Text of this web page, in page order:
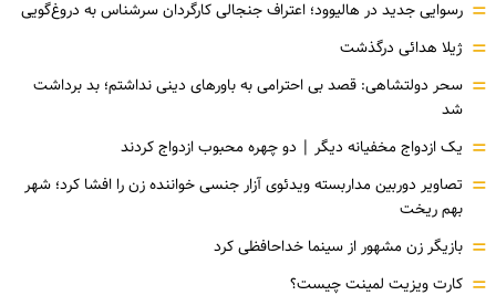
= رسوایی جدید در هالیوود؛ اعتراف جنجالی کارگردان سرشناس به دروغ‌گویی
= ژیلا هدائی درگذشت
= سحر دولتشاهی: قصد بی احترامی به باورهای دینی نداشتم؛ بد برداشت
شد
= یک ازدواج مخفیانه دیگر | دو چهره محبوب ازدواج کردند
= تصاویر دوربین مداربسته ویدئوی آزار جنسی خواننده زن را افشا کرد؛ شهر
بهم ریخت
= بازیگر زن مشهور از سینما خداحافظی کرد
= کارت ویزیت لمینت چیست؟